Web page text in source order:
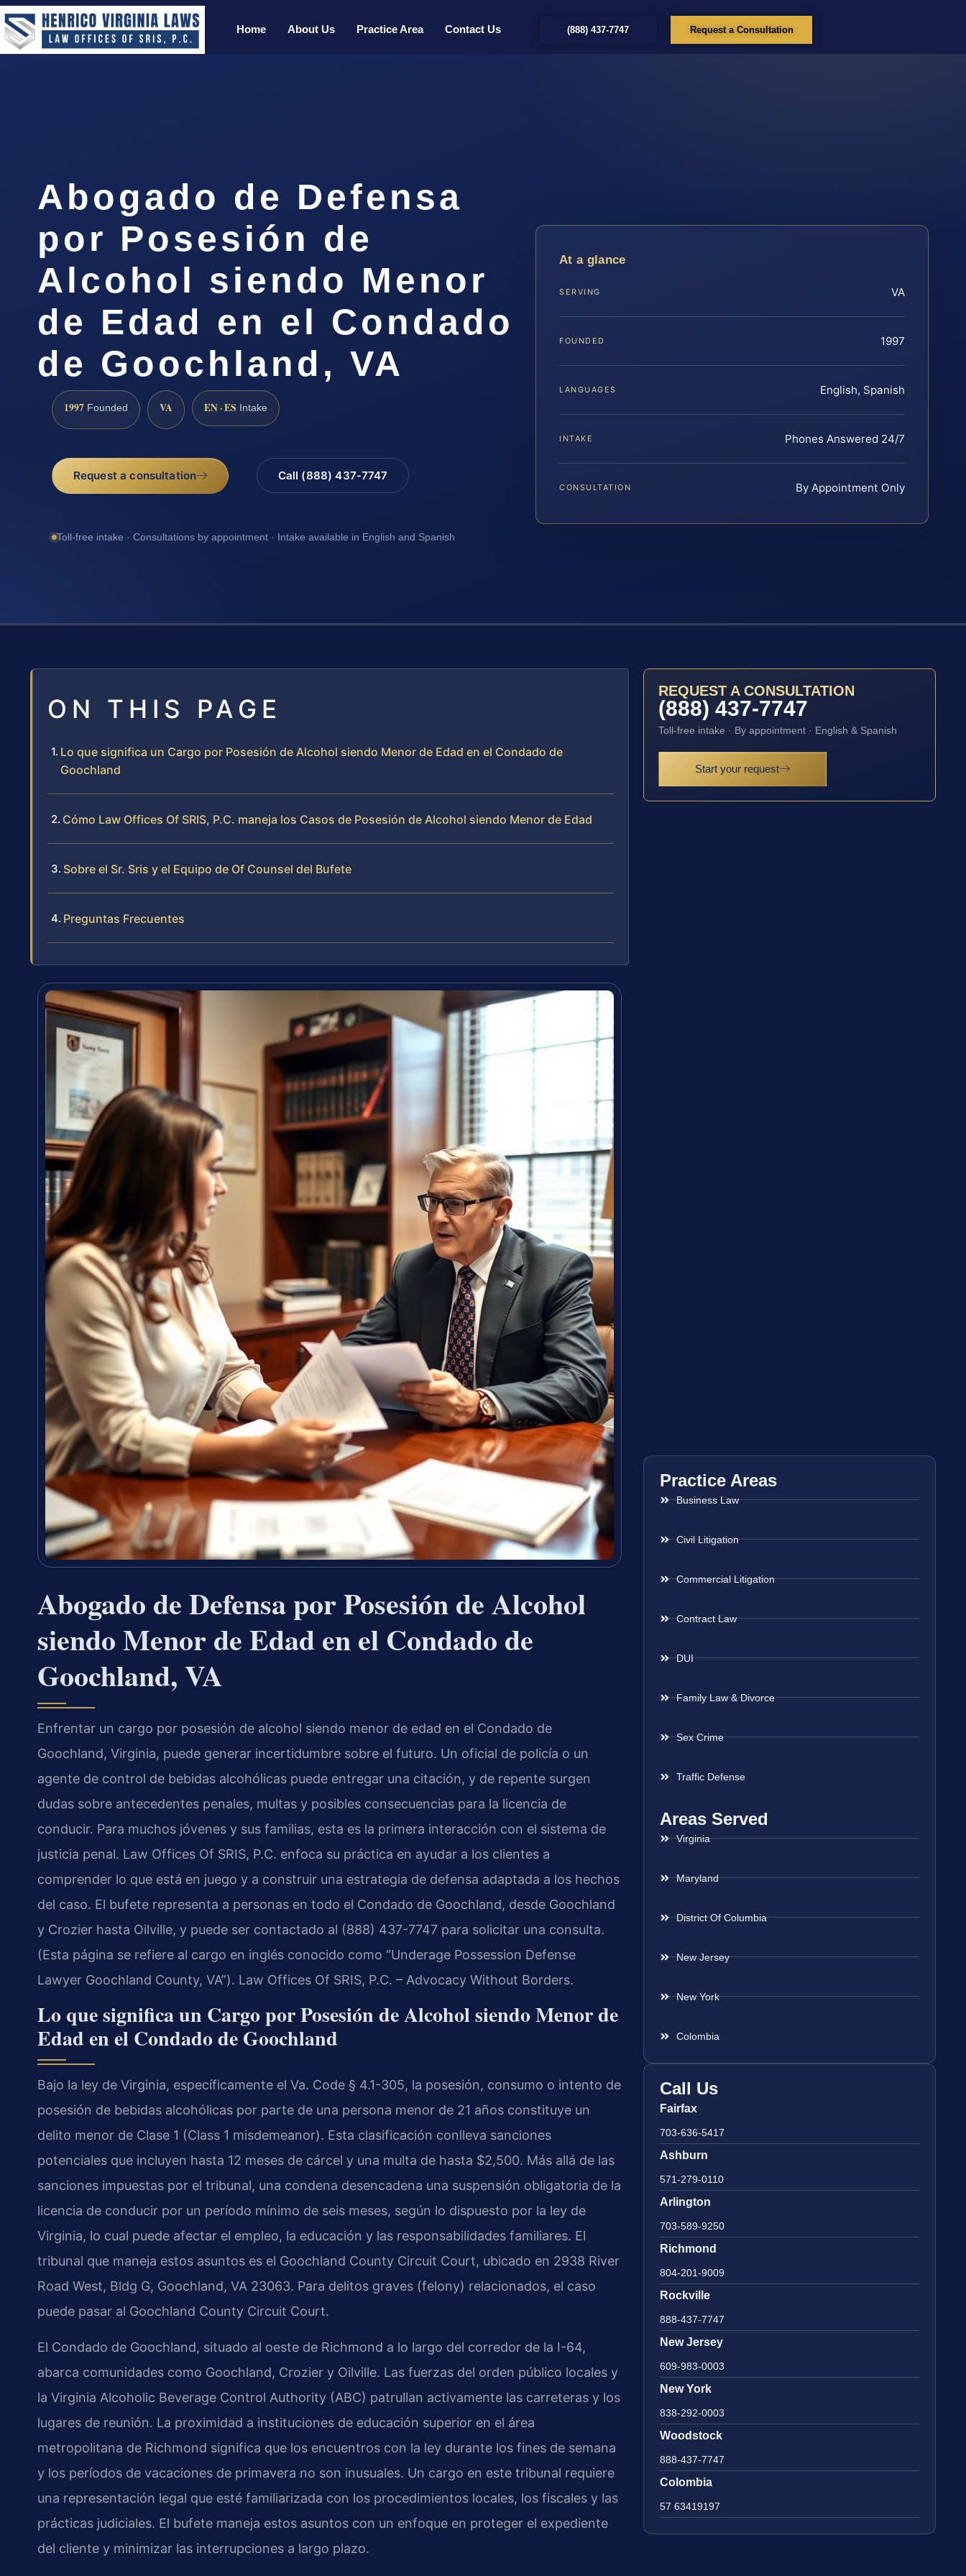
Home About Us Practice Area Contact Us (888) 437-7747 Request a Consultation
Abogado de Defensa
por Posesión de
Alcohol siendo Menor
de Edad en el Condado
de Goochland, VA
1997 Founded VA EN · ES Intake
Request a consultation Call (888) 437-7747
Toll-free intake · Consultations by appointment · Intake available in English and Spanish
At a glance
SERVING VA
FOUNDED 1997
LANGUAGES English, Spanish
INTAKE Phones Answered 24/7
CONSULTATION By Appointment Only
ON THIS PAGE
Lo que significa un Cargo por Posesión de Alcohol siendo Menor de Edad en el Condado de
Goochland
Cómo Law Offices Of SRIS, P.C. maneja los Casos de Posesión de Alcohol siendo Menor de Edad
Sobre el Sr. Sris y el Equipo de Of Counsel del Bufete
Preguntas Frecuentes
Abogado de Defensa por Posesión de Alcohol
siendo Menor de Edad en el Condado de
Goochland, VA
Enfrentar un cargo por posesión de alcohol siendo menor de edad en el Condado de
Goochland, Virginia, puede generar incertidumbre sobre el futuro. Un oficial de policía o un
agente de control de bebidas alcohólicas puede entregar una citación, y de repente surgen
dudas sobre antecedentes penales, multas y posibles consecuencias para la licencia de
conducir. Para muchos jóvenes y sus familias, esta es la primera interacción con el sistema de
justicia penal. Law Offices Of SRIS, P.C. enfoca su práctica en ayudar a los clientes a
comprender lo que está en juego y a construir una estrategia de defensa adaptada a los hechos
del caso. El bufete representa a personas en todo el Condado de Goochland, desde Goochland
y Crozier hasta Oilville, y puede ser contactado al (888) 437-7747 para solicitar una consulta.
(Esta página se refiere al cargo en inglés conocido como “Underage Possession Defense
Lawyer Goochland County, VA”). Law Offices Of SRIS, P.C. – Advocacy Without Borders.
Lo que significa un Cargo por Posesión de Alcohol siendo Menor de
Edad en el Condado de Goochland
Bajo la ley de Virginia, específicamente el Va. Code § 4.1-305, la posesión, consumo o intento de
posesión de bebidas alcohólicas por parte de una persona menor de 21 años constituye un
delito menor de Clase 1 (Class 1 misdemeanor). Esta clasificación conlleva sanciones
potenciales que incluyen hasta 12 meses de cárcel y una multa de hasta $2,500. Más allá de las
sanciones impuestas por el tribunal, una condena desencadena una suspensión obligatoria de la
licencia de conducir por un período mínimo de seis meses, según lo dispuesto por la ley de
Virginia, lo cual puede afectar el empleo, la educación y las responsabilidades familiares. El
tribunal que maneja estos asuntos es el Goochland County Circuit Court, ubicado en 2938 River
Road West, Bldg G, Goochland, VA 23063. Para delitos graves (felony) relacionados, el caso
puede pasar al Goochland County Circuit Court.
El Condado de Goochland, situado al oeste de Richmond a lo largo del corredor de la I-64,
abarca comunidades como Goochland, Crozier y Oilville. Las fuerzas del orden público locales y
la Virginia Alcoholic Beverage Control Authority (ABC) patrullan activamente las carreteras y los
lugares de reunión. La proximidad a instituciones de educación superior en el área
metropolitana de Richmond significa que los encuentros con la ley durante los fines de semana
y los períodos de vacaciones de primavera no son inusuales. Un cargo en este tribunal requiere
una representación legal que esté familiarizada con los procedimientos locales, los fiscales y las
prácticas judiciales. El bufete maneja estos asuntos con un enfoque en proteger el expediente
del cliente y minimizar las interrupciones a largo plazo.
REQUEST A CONSULTATION
(888) 437-7747
Toll-free intake · By appointment · English & Spanish
Start your request
Practice Areas
Business Law
Civil Litigation
Commercial Litigation
Contract Law
DUI
Family Law & Divorce
Sex Crime
Traffic Defense
Areas Served
Virginia
Maryland
District Of Columbia
New Jersey
New York
Colombia
Call Us
Fairfax
703-636-5417
Ashburn
571-279-0110
Arlington
703-589-9250
Richmond
804-201-9009
Rockville
888-437-7747
New Jersey
609-983-0003
New York
838-292-0003
Woodstock
888-437-7747
Colombia
57 63419197